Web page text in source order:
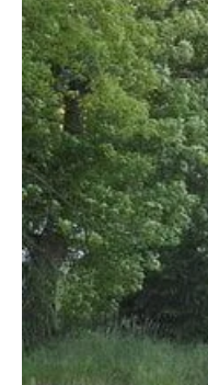
Kościan112
Kościan112